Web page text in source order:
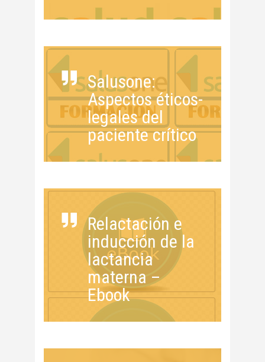
Salusone:
Aspectos éticos-
legales del
paciente crítico
Relactación e
inducción de la
lactancia
materna –
Ebook